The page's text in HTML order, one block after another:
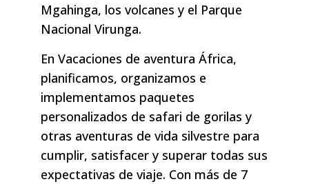
Mgahinga, los volcanes y el Parque
Nacional Virunga.
En Vacaciones de aventura África,
planificamos, organizamos e
implementamos paquetes
personalizados de safari de gorilas y
otras aventuras de vida silvestre para
cumplir, satisfacer y superar todas sus
expectativas de viaje. Con más de 7